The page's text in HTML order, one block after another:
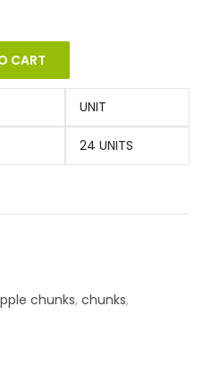
CART
UNIT
24 UNITS
chunks, chunks,